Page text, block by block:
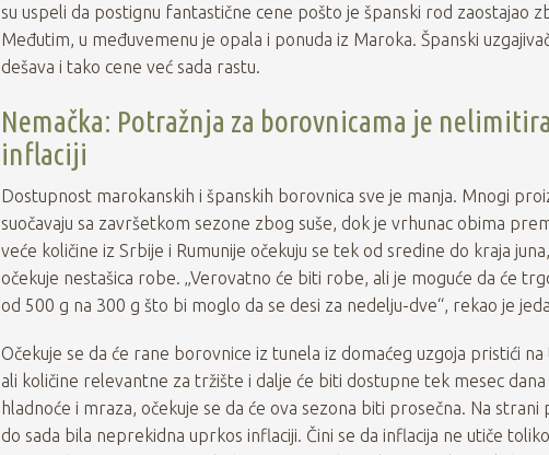
su uspeli da postignu fantastične cene pošto je španski rod zaostajao
Međutim, u međuvemenu je opala i ponuda iz Maroka. Španski
dešava i tako cene već sada rastu.
Nemačka: Potražnja za borovnicama je
inflaciji
Dostupnost marokanskih i španskih borovnica sve je manja. Mnogi
suočavaju sa završetkom sezone zbog suše, dok je vrhunac obima
veće količine iz Srbije i Rumunije očekuju se tek od sredine do kraja
očekuje nestašica robe. „Verovatno će biti robe, ali je moguće da će
od 500 g na 300 g što bi moglo da se desi za nedelju-dve“, rekao je
Očekuje se da će rane borovnice iz tunela iz domaćeg uzgoja pristići
ali količine relevantne za tržište i dalje će biti dostupne tek mesec
hladnoće i mraza, očekuje se da će ova sezona biti prosečna. Na
do sada bila neprekidna uprkos inflaciji. Čini se da inflacija ne utiče